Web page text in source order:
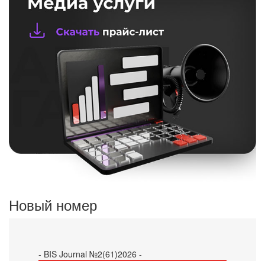
Новый номер
- BIS Journal №2(61)2026 -